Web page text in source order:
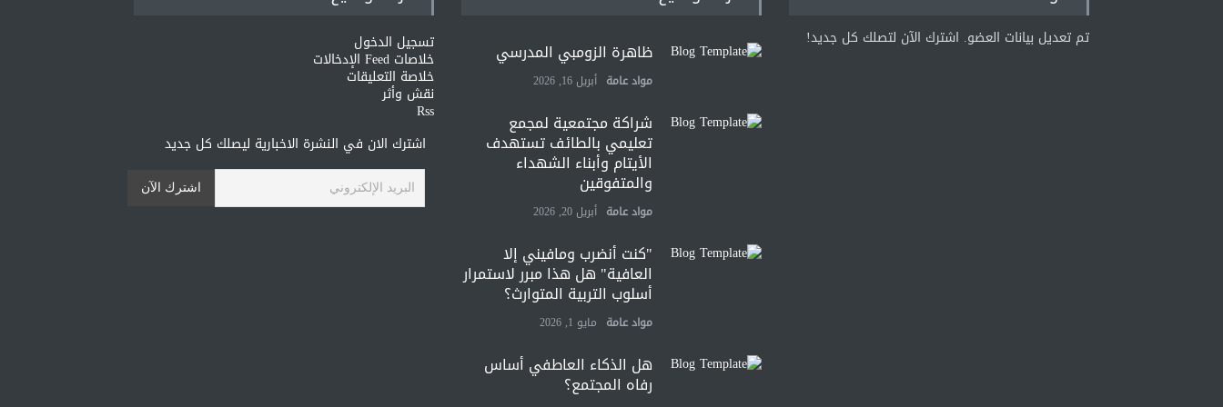
تم تعديل بيانات العضو. اشترك الآن لتصلك كل جديد!
ظاهرة الزومبي المدرسي
مواد عامة أبريل 16, 2026
شراكة مجتمعية لمجمع
تعليمي بالطائف تستهدف
الأيتام وأبناء الشهداء
والمتفوقين
مواد عامة أبريل 20, 2026
"كنت أنضرب ومافيني إلا
العافية" هل هذا مبرر لاستمرار
أسلوب التربية المتوارث؟
مواد عامة مايو 1, 2026
هل الذكاء العاطفي أساس
رفاه المجتمع؟
تسجيل الدخول
خلاصات Feed الإدخالات
خلاصة التعليقات
نقش وأثر
Rss
اشترك الان في النشرة الاخبارية ليصلك كل جديد